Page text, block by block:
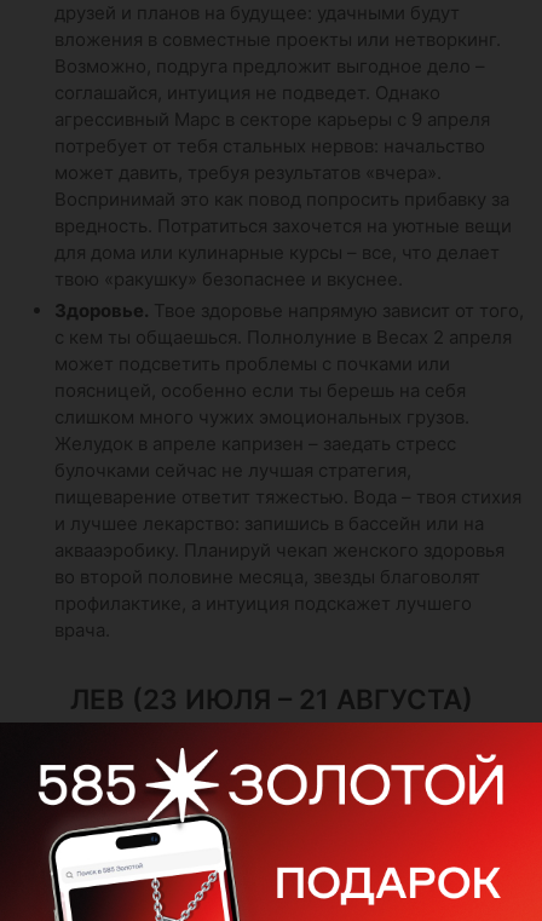
друзей и планов на будущее: удачными будут
вложения в совместные проекты или нетворкинг.
Возможно, подруга предложит выгодное дело –
соглашайся, интуиция не подведет. Однако
агрессивный Марс в секторе карьеры с 9 апреля
потребует от тебя стальных нервов: начальство
может давить, требуя результатов «вчера».
Воспринимай это как повод попросить прибавку за
вредность. Потратиться захочется на уютные вещи
для дома или кулинарные курсы – все, что делает
твою «ракушку» безопаснее и вкуснее.
Здоровье. Твое здоровье напрямую зависит от того,
с кем ты общаешься. Полнолуние в Весах 2 апреля
может подсветить проблемы с почками или
поясницей, особенно если ты берешь на себя
слишком много чужих эмоциональных грузов.
Желудок в апреле капризен – заедать стресс
булочками сейчас не лучшая стратегия,
пищеварение ответит тяжестью. Вода – твоя стихия
и лучшее лекарство: запишись в бассейн или на
аквааэробику. Планируй чекап женского здоровья
во второй половине месяца, звезды благоволят
профилактике, а интуиция подскажет лучшего
врача.
ЛЕВ (23 ИЮЛЯ – 21 АВГУСТА)